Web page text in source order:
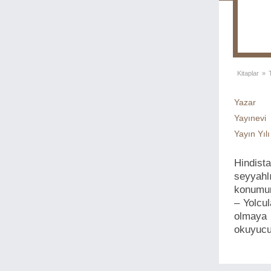
Kitaplar »
Yazar
Yayınevi
Yayın Yılı
–